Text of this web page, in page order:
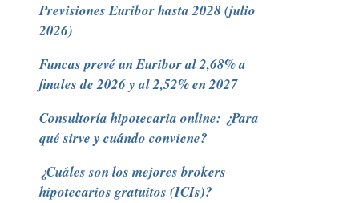
Previsiones Euribor hasta 2028 (julio
2026)
Funcas prevé un Euribor al 2,68% a
finales de 2026 y al 2,52% en 2027
Consultoría hipotecaria online: ¿Para
qué sirve y cuándo conviene?
¿Cuáles son los mejores brokers
hipotecarios gratuitos (ICIs)?